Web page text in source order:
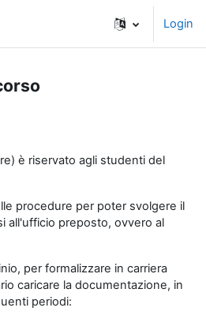
Login
è riservato agli studenti del
procedure per poter svolgere il
all'ufficio preposto, ovvero al
per formalizzare in carriera
caricare la documentazione, in
periodi: